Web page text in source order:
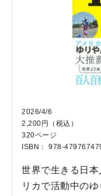
2026/4/6
2,200円（税込）
320ページ
ISBN： 978-
世界で生きる日
リカで活動中の